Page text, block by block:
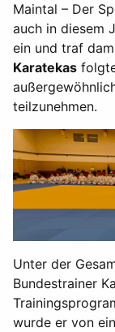
Maintal – Der
auch in diesem
ein und traf
Karatekas
teilzunehmen.
Unter der
Bundestrainer
wurde er von